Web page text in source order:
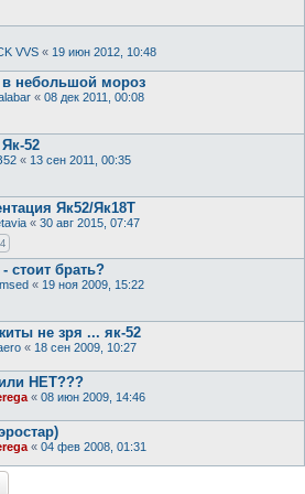
VVS « 19 июн 2012, 10:48
в небольшой мороз
« 08 дек 2011, 00:08
52
« 13 сен 2011, 00:35
Як52/Як18Т
« 30 авг 2015, 07:47
4
стоит брать?
« 19 ноя 2009, 15:22
не зря ... як-52
« 18 сен 2009, 10:27
НЕТ???
« 08 июн 2009, 14:46
« 04 фев 2008, 01:31